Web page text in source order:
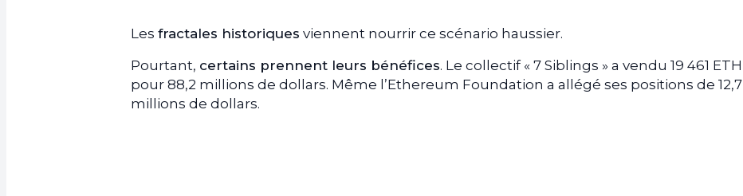
Les fractales historiques viennent nourrir ce scénario haussier.
Pourtant, certains prennent leurs bénéfices. Le collectif « 7 Siblings » a vendu 19 461 ETH
pour 88,2 millions de dollars. Même l’Ethereum Foundation a allégé ses positions de 12,7
millions de dollars.